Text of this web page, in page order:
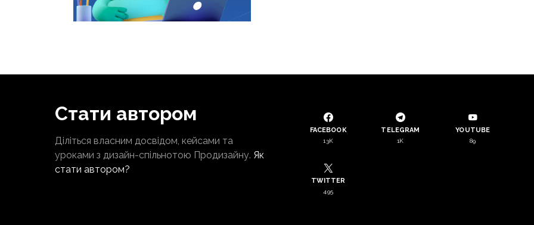
Стати автором
Діліться власним досвідом, кейсами та
уроками з дизайн-спільнотою Продизайну. Як
стати автором?
FACEBOOK
13K
TELEGRAM
1K
YOUTUBE
89
TWITTER
495